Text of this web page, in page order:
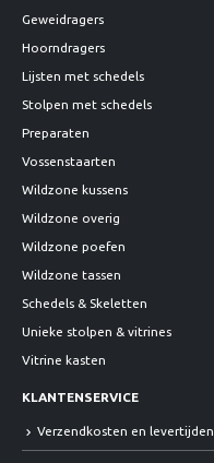
Geweidragers
Hoorndragers
Lijsten met schedels
Stolpen met schedels
Preparaten
Vossenstaarten
Wildzone kussens
Wildzone overig
Wildzone poefen
Wildzone tassen
Schedels & Skeletten
Unieke stolpen & vitrines
Vitrine kasten
KLANTENSERVICE
Verzendkosten en levertijden